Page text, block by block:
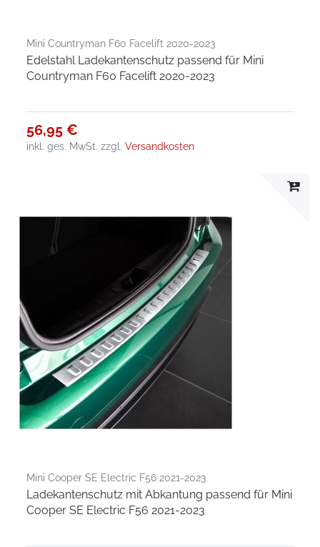
Mini Countryman F60 Facelift 2020-2023
Edelstahl Ladekantenschutz passend für Mini
Countryman F60 Facelift 2020-2023
56,95 €
inkl. ges. MwSt. zzgl.Versandkosten
Mini Cooper SE Electric F56 2021-2023
Ladekantenschutz mit Abkantung passend für Mini
Cooper SE Electric F56 2021-2023